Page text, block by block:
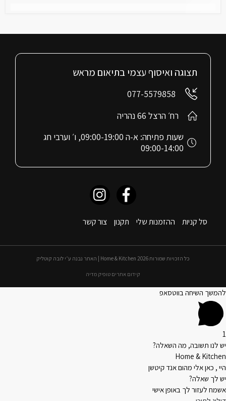
סל קניות ההזמנות שלי תקנון צור קשר
תצוגה ואיסוף עצמי בתיאום מראש
077-5579858
רח׳ הרצל 66 נהריה
שעות פתיחה: א-ה 09:00-19:00, ו׳ וערבי חג
09:00-14:00
כל הזכויות שמורות 2026 Home & Kitchen | האתר נבנה ע״י לובה קוטליק
קידום אתרים טופיק מדיה
להמשך השיחה בווטסאפ
1
יש לנו תשובה, מה השאלה?
Home & Kitchen
היי , כאן אלי מהום אנד קיטשן
יש לך שאלה?
אשמח לעזור לך באופן אישי